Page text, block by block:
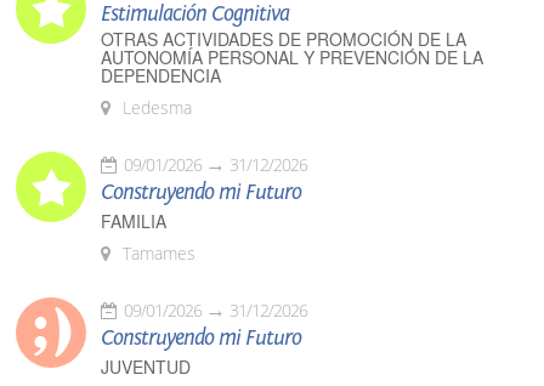
Estimulación Cognitiva
OTRAS ACTIVIDADES DE PROMOCIÓN DE LA
AUTONOMÍA PERSONAL Y PREVENCIÓN DE LA
DEPENDENCIA
Ledesma
09/01/2026 31/12/2026
Construyendo mi Futuro
FAMILIA
Tamames
09/01/2026 31/12/2026
Construyendo mi Futuro
JUVENTUD